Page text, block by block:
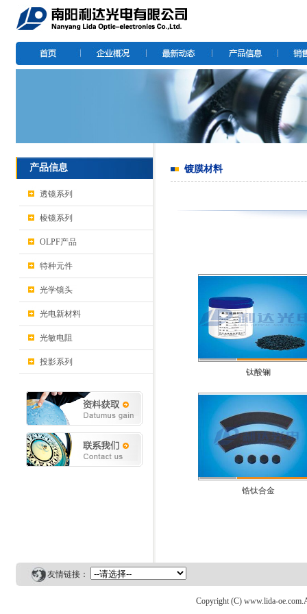
产品信息
透镜系列
棱镜系列
OLPF产品
特种元件
光学镜头
光电新材料
光敏电阻
投影系列
镀膜材料
钛酸镧
锆钛合金
友情链接：
Copyright (C) www.lida-